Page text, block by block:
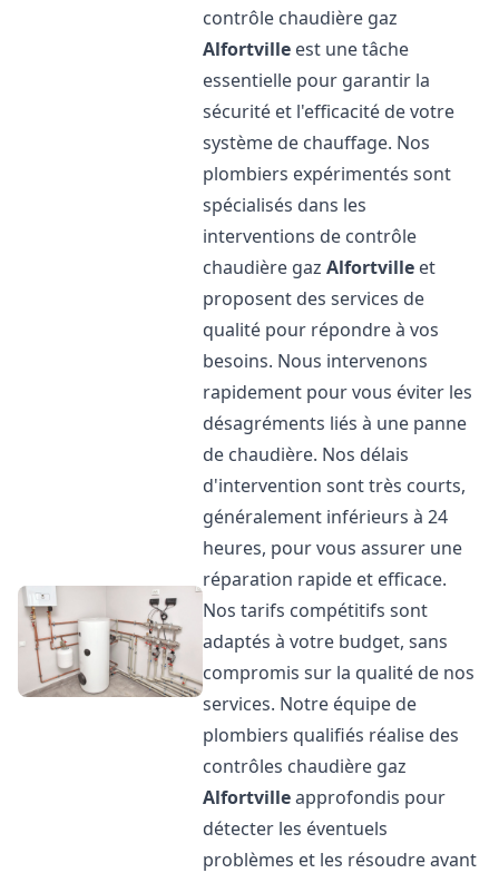
contrôle chaudière gaz
Alfortville est une tâche
essentielle pour garantir la
sécurité et l'efficacité de votre
système de chauffage. Nos
plombiers expérimentés sont
spécialisés dans les
interventions de contrôle
chaudière gazAlfortville et
proposent des services de
qualité pour répondre à vos
besoins. Nous intervenons
rapidement pour vous éviter les
désagréments liés à une panne
de chaudière. Nos délais
d'intervention sont très courts,
généralement inférieurs à 24
heures, pour vous assurer une
réparation rapide et efficace.
Nos tarifs compétitifs sont
adaptés à votre budget, sans
compromis sur la qualité de nos
services. Notre équipe de
plombiers qualifiés réalise des
contrôles chaudière gaz
Alfortvilleapprofondis pour
détecter les éventuels
problèmes et les résoudre avant